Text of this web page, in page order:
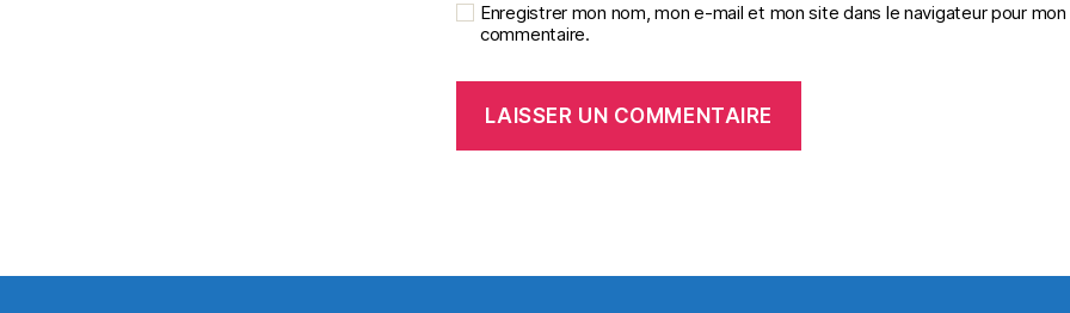
Enregistrer mon nom, mon e-mail et mon site dans le navigateur pour mon
commentaire.